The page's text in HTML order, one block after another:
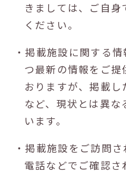
きましては、ご自
ください。
・掲載施設に関する
つ最新の情報をご
おりますが、掲載
など、現状とは異
います。
・掲載施設をご訪問
電話などでご確認